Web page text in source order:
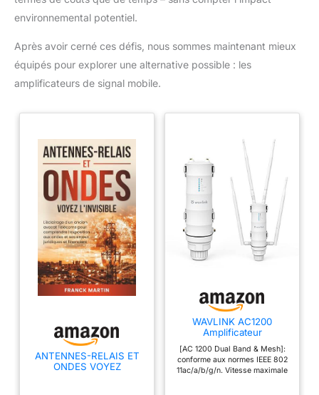
environnemental potentiel.
Après avoir cerné ces défis, nous sommes maintenant mieux
équipés pour explorer une alternative possible : les
amplificateurs de signal mobile.
ANTENNES-RELAIS ET
ONDES VOYEZ
WAVLINK AC1200
Amplificateur
Puissant Exterieur en
Charge Poe/Dual-Band
2.4+5G/4 Antenne WiFi
[AC 1200 Dual Band & Mesh]:
conforme aux normes IEEE 802
11ac/a/b/g/n. Vitesse maximale